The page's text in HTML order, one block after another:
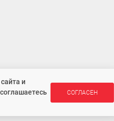
не является публичной офертой
и
СОГЛАСЕН